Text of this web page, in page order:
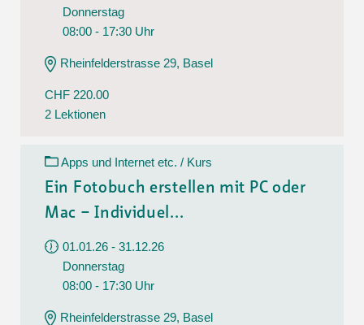
Donnerstag
08:00 - 17:30 Uhr
Rheinfelderstrasse 29, Basel
CHF 220.00
2 Lektionen
Apps und Internet etc. / Kurs
Ein Fotobuch erstellen mit PC oder
Mac – Individuel...
01.01.26 - 31.12.26
Donnerstag
08:00 - 17:30 Uhr
Rheinfelderstrasse 29, Basel